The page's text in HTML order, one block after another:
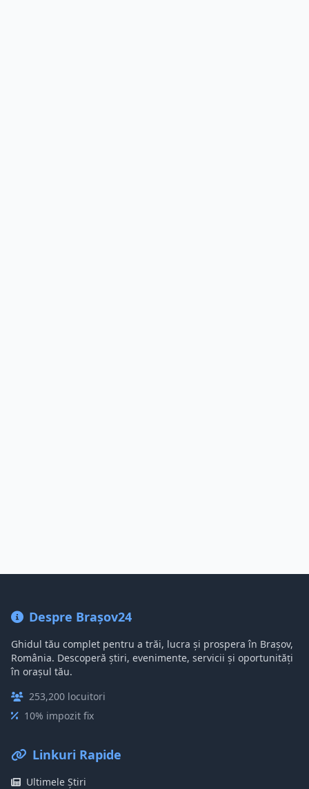
Despre Brașov24
Ghidul tău complet pentru a trăi, lucra și prospera în Brașov,
România. Descoperă știri, evenimente, servicii și oportunități
în orașul tău.
253,200 locuitori
10% impozit fix
Linkuri Rapide
Ultimele Știri